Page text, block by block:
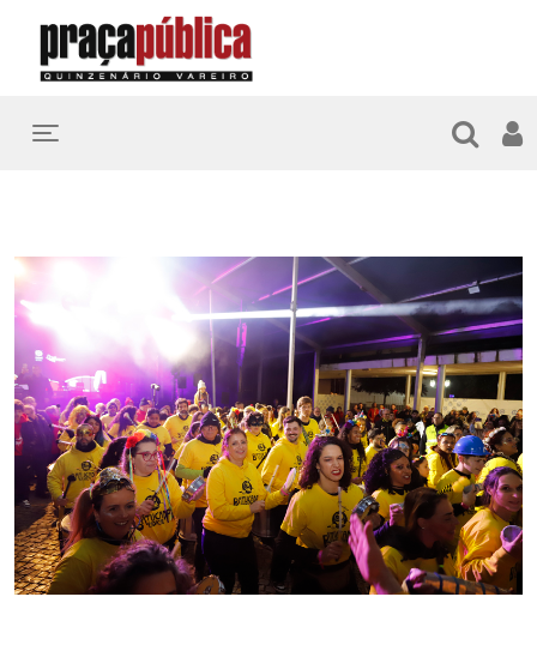
Toggle navigation